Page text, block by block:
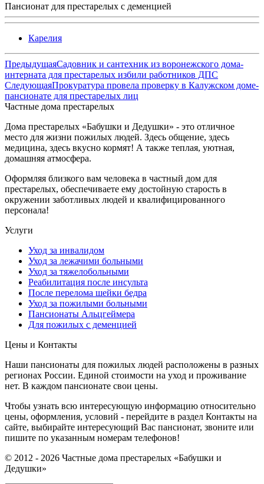
Пансионат для престарелых с деменцией
Карелия
ПредыдущаяСадовник и сантехник из воронежского дома-
интерната для престарелых избили работников ДПС
СледующаяПрокуратура провела проверку в Калужском доме-
пансионате для престарелых лиц
Частные дома престарелых
Дома престарелых «Бабушки и Дедушки» - это отличное
место для жизни пожилых людей. Здесь общение, здесь
медицина, здесь вкусно кормят! А также теплая, уютная,
домашняя атмосфера.
Оформляя близкого вам человека в частный дом для
престарелых, обеспечиваете ему достойную старость в
окружении заботливых людей и квалифицированного
персонала!
Услуги
Уход за инвалидом
Уход за лежачими больными
Уход за тяжелобольными
Реабилитация после инсульта
После перелома шейки бедра
Уход за пожилыми больными
Пансионаты Альцгеймера
Для пожилых с деменцией
Цены и Контакты
Наши пансионаты для пожилых людей расположены в разных
регионах России. Единой стоимости на уход и проживание
нет. В каждом пансионате свои цены.
Чтобы узнать всю интересующую информацию относительно
цены, оформления, условий - перейдите в раздел Контакты на
сайте, выбирайте интересующий Вас пансионат, звоните или
пишите по указанным номерам телефонов!
© 2012 - 2026 Частные дома престарелых «Бабушки и
Дедушки»